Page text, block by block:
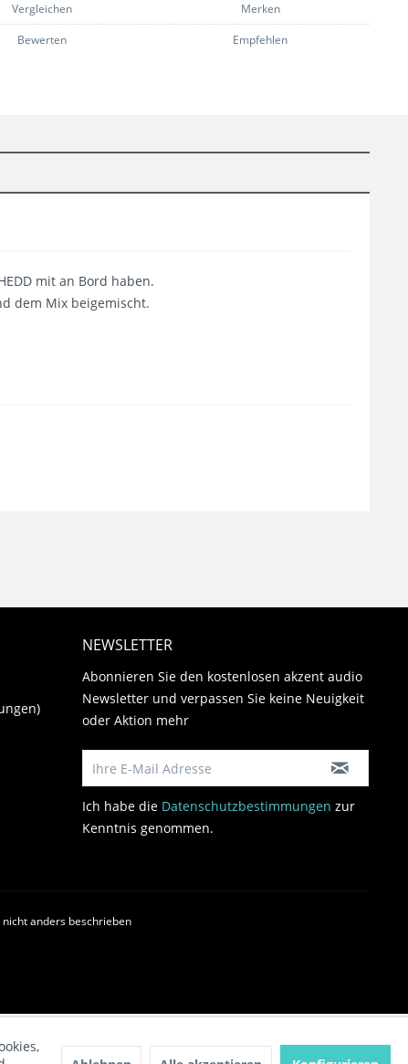
Vergleichen
Merken
Bewerten
Empfehlen
mit an Bord haben.
dem Mix beigemischt.
NEWSLETTER
Abonnieren Sie den kostenlosen akzent audio
Newsletter und verpassen Sie keine Neuigkeit
oder Aktion mehr
Ich habe die Datenschutzbestimmungen zur
Kenntnis genommen.
anders beschrieben